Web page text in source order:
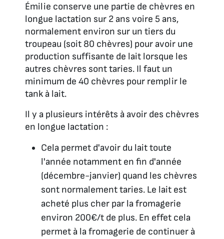
Émilie conserve une partie de chèvres en
longue lactation sur 2 ans voire 5 ans,
normalement environ sur un tiers du
troupeau (soit 80 chèvres) pour avoir une
production suffisante de lait lorsque les
autres chèvres sont taries. Il faut un
minimum de 40 chèvres pour remplir le
tank à lait.
Il y a plusieurs intérêts à avoir des chèvres
en longue lactation :
Cela permet d'avoir du lait toute
l'année notamment en fin d'année
(décembre-janvier) quand les chèvres
sont normalement taries. Le lait est
acheté plus cher par la fromagerie
environ 200€/t de plus. En effet cela
permet à la fromagerie de continuer à